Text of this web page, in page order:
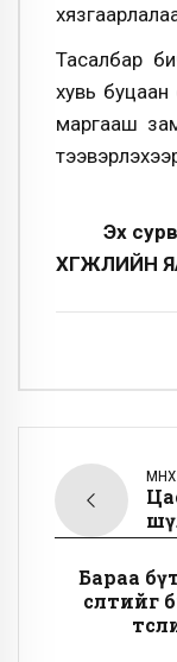
Тасалбар
хувь буцаан
маргааш
Эх
ХӨГЖЛИЙН
ӨМНӨХ
Бараа